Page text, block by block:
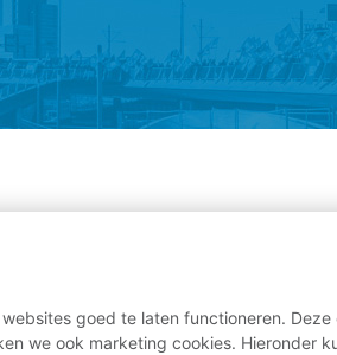
goed te laten functioneren.
we ook marketing cookies. Hieronder